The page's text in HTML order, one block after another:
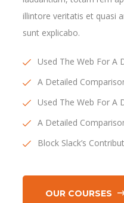
illintore veritatis et quasi
sunt explicabo.
Used The Web For A
A Detailed
Used The Web For A
A Detailed
Block Slack’s
OUR COURSES